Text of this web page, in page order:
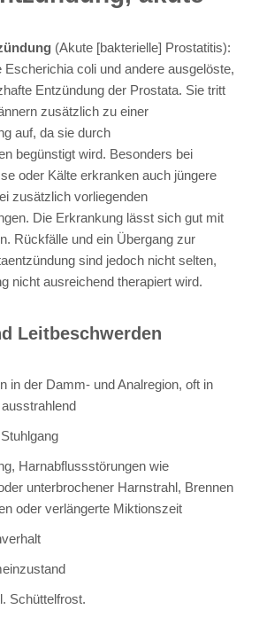
(Akute [bakterielle] Prostatitis):
Escherichia coli und andere ausgelöste,
Entzündung der Prostata. Sie tritt
zusätzlich zu einer
auf, da sie durch
begünstigt wird. Besonders bei
oder Kälte erkranken auch jüngere
zusätzlich vorliegenden
Die Erkrankung lässt sich gut mit
Rückfälle und ein Übergang zur
sind jedoch nicht selten,
nicht ausreichend therapiert wird.
Leitbeschwerden
in der Damm- und Analregion, oft in
Harnabflussstörungen wie
unterbrochener Harnstrahl, Brennen
oder verlängerte Miktionszeit
Schüttelfrost.